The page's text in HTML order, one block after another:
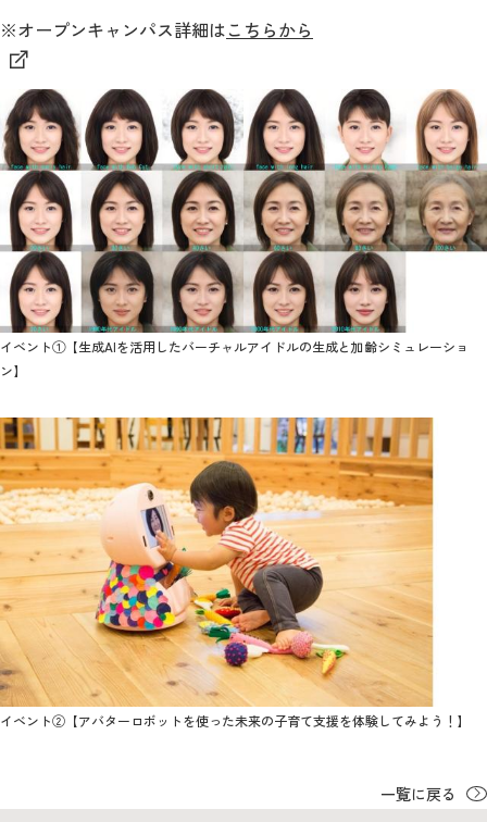
※オープンキャンパス詳細はこちらから
イベント①【生成AIを活用したバーチャルアイドルの生成と加齢シミュレーショ
ン】
イベント②【アバターロボットを使った未来の子育て支援を体験してみよう！】
一覧に戻る